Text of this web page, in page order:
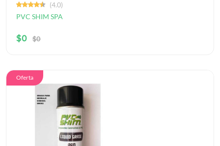
(4.0)
PVC SHIM SPA
$0 $0
Oferta